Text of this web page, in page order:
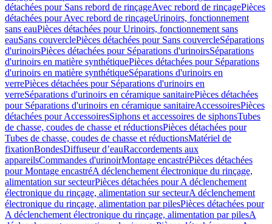
détachées pour Sans rebord de rinçageAvec rebord de rinçagePièces
détachées pour Avec rebord de rinçageUrinoirs, fonctionnement
sans eauPièces détachées pour Urinoirs, fonctionnement sans
eauSans couverclePièces détachées pour Sans couvercleSéparations
d'urinoirsPièces détachées pour Séparations d'urinoirsSéparations
d'urinoirs en matière synthétiquePièces détachées pour Séparations
d'urinoirs en matière synthétiqueSéparations d'urinoirs en
verrePièces détachées pour Séparations d'urinoirs en
verreSéparations d'urinoirs en céramique sanitairePièces détachées
pour Séparations d'urinoirs en céramique sanitaireAccessoiresPièces
détachées pour AccessoiresSiphons et accessoires de siphonsTubes
de chasse, coudes de chasse et réductionsPièces détachées pour
Tubes de chasse, coudes de chasse et réductionsMatériel de
fixationBondesDiffuseur d’eauRaccordements aux
appareilsCommandes d'urinoirMontage encastréPièces détachées
pour Montage encastréA déclenchement électronique du rinçage,
alimentation sur secteurPièces détachées pour A déclenchement
électronique du rinçage, alimentation sur secteurA déclenchement
électronique du rinçage, alimentation par pilesPièces détachées pour
A déclenchement électronique du rinçage, alimentation par pilesA